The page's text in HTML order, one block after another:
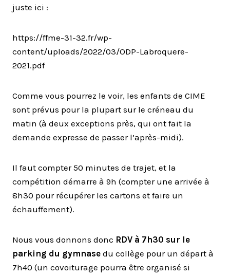
juste ici :
https://ffme-31-32.fr/wp-
content/uploads/2022/03/ODP-Labroquere-
2021.pdf
Comme vous pourrez le voir, les enfants de CIME
sont prévus pour la plupart sur le créneau du
matin (à deux exceptions près, qui ont fait la
demande expresse de passer l’après-midi).
Il faut compter 50 minutes de trajet, et la
compétition démarre à 9h (compter une arrivée à
8h30 pour récupérer les cartons et faire un
échauffement).
Nous vous donnons donc RDV à 7h30 sur le
parking du gymnase du collège pour un départ à
7h40 (un covoiturage pourra être organisé si